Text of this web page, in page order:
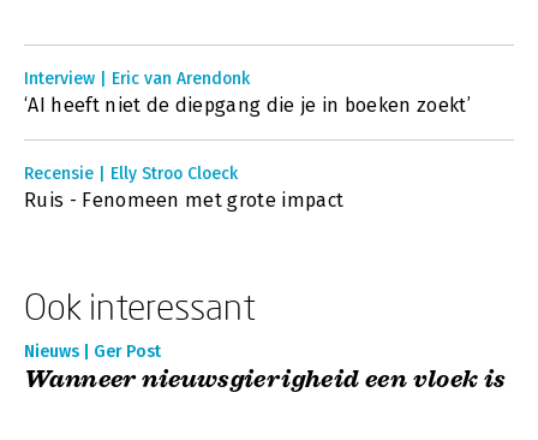
Interview | Eric van Arendonk
‘AI heeft niet de diepgang die je in boeken zoekt’
Recensie | Elly Stroo Cloeck
Ruis - Fenomeen met grote impact
Ook interessant
Nieuws | Ger Post
Wanneer nieuwsgierigheid een vloek is